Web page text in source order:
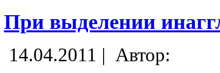
При выделении
14.04.2011 |
Автор: